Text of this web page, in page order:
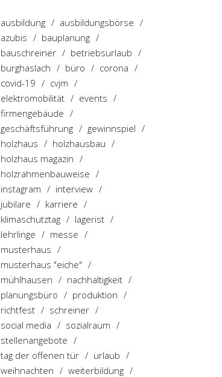
ausbildung
ausbildungsbörse
azubis
bauplanung
bauschreiner
betriebsurlaub
burghaslach
büro
corona
covid-19
cvjm
elektromobilität
events
firmengebäude
geschäftsführung
gewinnspiel
holzhaus
holzhausbau
holzhaus magazin
holzrahmenbauweise
instagram
interview
jubilare
karriere
klimaschutztag
lagerist
lehrlinge
messe
musterhaus
musterhaus "eiche"
mühlhausen
nachhaltigkeit
planungsbüro
produktion
richtfest
schreiner
social media
sozialraum
stellenangebote
tag der offenen tür
urlaub
weihnachten
weiterbildung